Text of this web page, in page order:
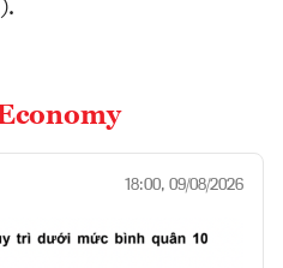
18:00, 09/08/2026